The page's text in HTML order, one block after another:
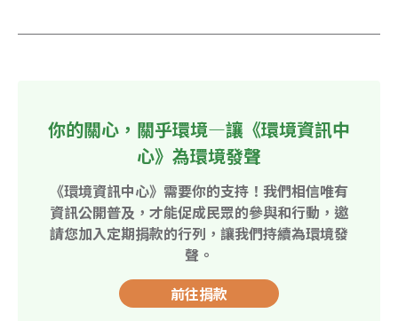
你的關心，關乎環境—讓《環境資訊中
心》為環境發聲
《環境資訊中心》需要你的支持！我們相信唯有
資訊公開普及，才能促成民眾的參與和行動，邀
請您加入定期捐款的行列，讓我們持續為環境發
聲。
前往捐款